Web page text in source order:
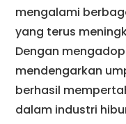
mengalami
yang terus
Dengan
mendengarkan
berhasil
dalam industri